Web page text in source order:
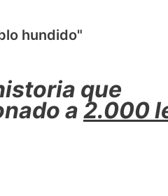
hundido"
que
a 2.000